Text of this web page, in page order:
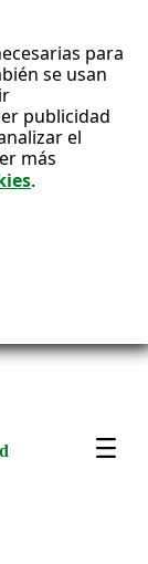
para
se usan
publicidad
el
más
.